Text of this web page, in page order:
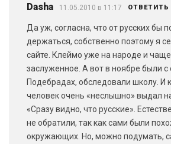
Dasha 11.05.2010 в 11:17 ОТВЕТИТЬ
Да уж, согласна, что от русских бы
держаться, собственно поэтому я
сайте. Клеймо уже на народе и
заслуженное. А вот в ноябре были с
Подебрадах, обследовали школу. И
человек очень «неслышно» выдал
«Сразу видно, что русские».
не обратили, так как сами были
окружающих. Но, можно подумать,